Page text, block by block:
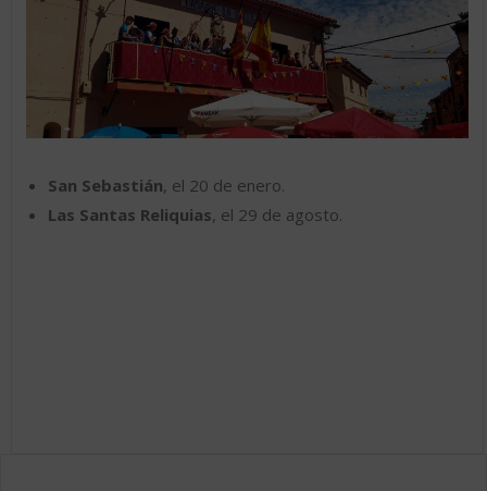
San Sebastián, el 20 de enero.
Las Santas Reliquias, el 29 de agosto.